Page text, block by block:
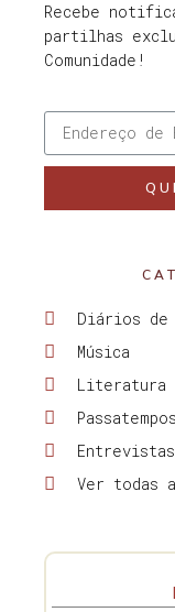
Recebe
partilhas
Comunidade!
Diários de
Música
Literatura
Passatempos
Entrevistas
Ver todas